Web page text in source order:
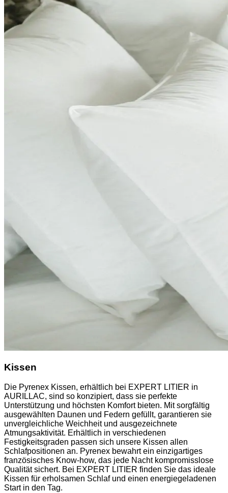
Kissen
Die Pyrenex Kissen, erhältlich bei EXPERT LITIER in
AURILLAC, sind so konzipiert, dass sie perfekte
Unterstützung und höchsten Komfort bieten. Mit sorgfältig
ausgewählten Daunen und Federn gefüllt, garantieren sie
unvergleichliche Weichheit und ausgezeichnete
Atmungsaktivität. Erhältlich in verschiedenen
Festigkeitsgraden passen sich unsere Kissen allen
Schlafpositionen an. Pyrenex bewahrt ein einzigartiges
französisches Know-how, das jede Nacht kompromisslose
Qualität sichert. Bei EXPERT LITIER finden Sie das ideale
Kissen für erholsamen Schlaf und einen energiegeladenen
Start in den Tag.